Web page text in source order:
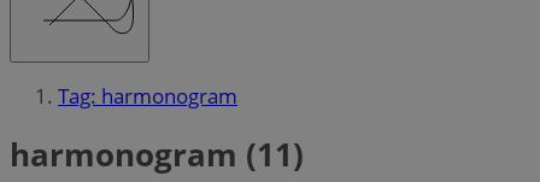
Tag: harmonogram
harmonogram (11)